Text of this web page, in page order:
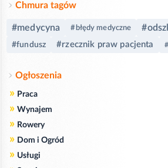
Chmura tagów
#medycyna #błędy medyczne
#fundusz #rzecznik praw pacjenta
Ogłoszenia
» Praca
» Wynajem
» Rowery
» Dom i Ogród
» Usługi